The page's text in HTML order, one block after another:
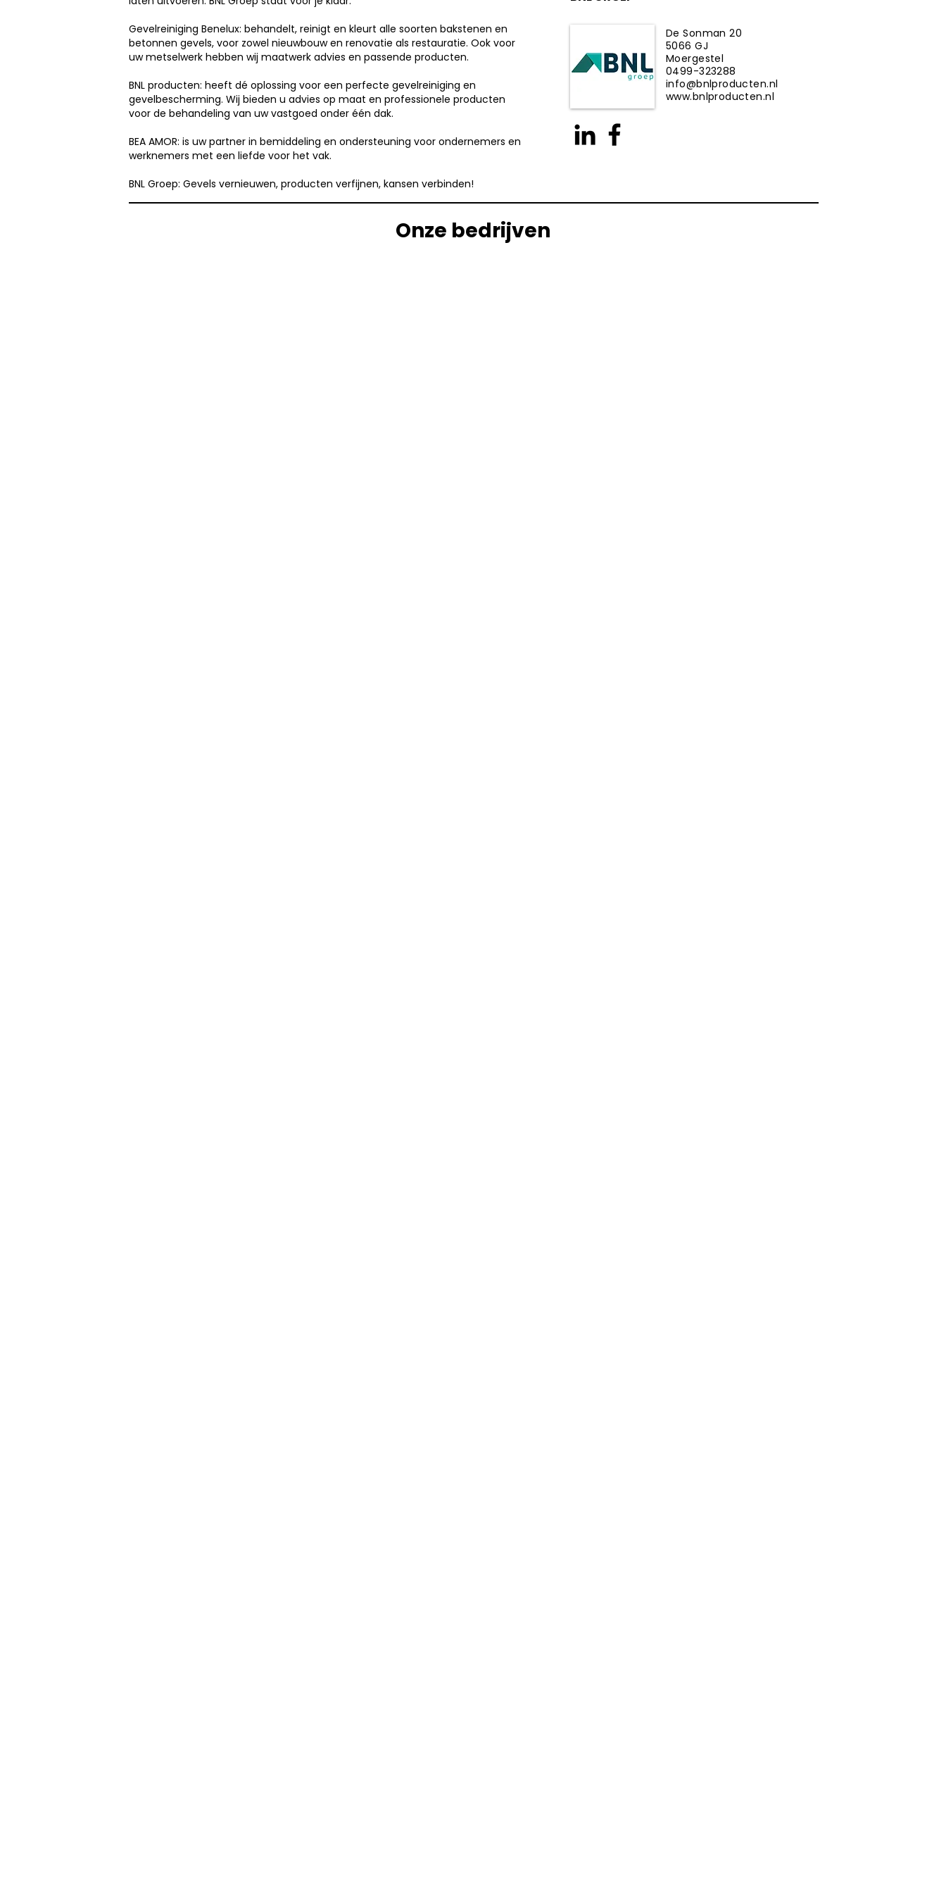
Gevelreiniging Benelux: behandelt, reinigt en kleurt alle soorten bakstenen en
betonnen gevels, voor zowel nieuwbouw en renovatie als restauratie. Ook voor
uw metselwerk hebben wij maatwerk advies en passende producten.
BNL producten: heeft dé oplossing voor een perfecte gevelreiniging en
gevelbescherming. Wij bieden u advies op maat en professionele producten
voor de behandeling van uw vastgoed onder één dak.
BEA AMOR: is uw partner in bemiddeling en ondersteuning voor ondernemers en
werknemers met een liefde voor het vak.
BNL Groep: Gevels vernieuwen, producten verfijnen, kansen verbinden!
De Sonman 20
5066 GJ
Moergestel
0499-323288
info@bnlproducten.nl
www.bnlproducten.nl
Onze bedrijven